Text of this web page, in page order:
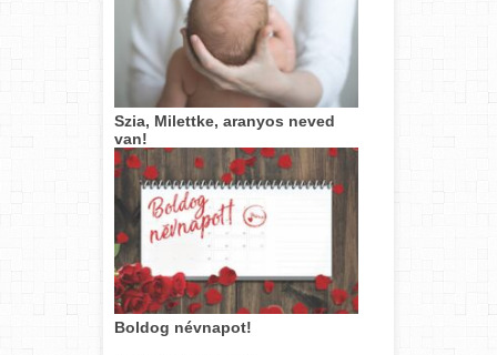
Szia, Milettke, aranyos neved
van!
Boldog névnapot!